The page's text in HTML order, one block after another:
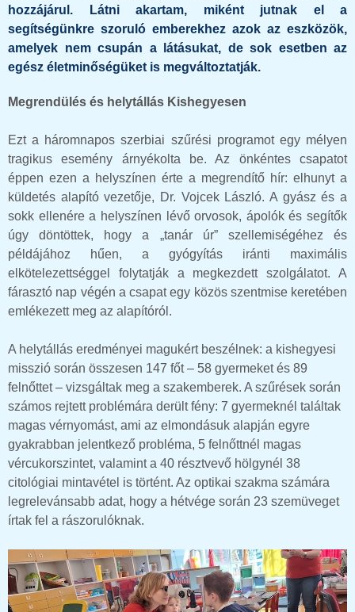
hozzájárul. Látni akartam, miként jutnak el a
segítségünkre szoruló emberekhez azok az eszközök,
amelyek nem csupán a látásukat, de sok esetben az
egész életminőségüket is megváltoztatják.
Megrendülés és helytállás Kishegyesen
Ezt a háromnapos szerbiai szűrési programot egy mélyen
tragikus esemény árnyékolta be. Az önkéntes csapatot
éppen ezen a helyszínen érte a megrendítő hír: elhunyt a
küldetés alapító vezetője, Dr. Vojcek László. A gyász és a
sokk ellenére a helyszínen lévő orvosok, ápolók és segítők
úgy döntöttek, hogy a „tanár úr” szellemiségéhez és
példájához hűen, a gyógyítás iránti maximális
elkötelezettséggel folytatják a megkezdett szolgálatot. A
fárasztó nap végén a csapat egy közös szentmise keretében
emlékezett meg az alapítóról.
A helytállás eredményei magukért beszélnek: a kishegyesi
misszió során összesen 147 főt – 58 gyermeket és 89
felnőttet – vizsgáltak meg a szakemberek. A szűrések során
számos rejtett problémára derült fény: 7 gyermeknél találtak
magas vérnyomást, ami az elmondásuk alapján egyre
gyakrabban jelentkező probléma, 5 felnőttnél magas
vércukorszintet, valamint a 40 résztvevő hölgynél 38
citológiai mintavétel is történt. Az optikai szakma számára
legrelevánsabb adat, hogy a hétvége során 23 szemüveget
írtak fel a rászorulóknak.